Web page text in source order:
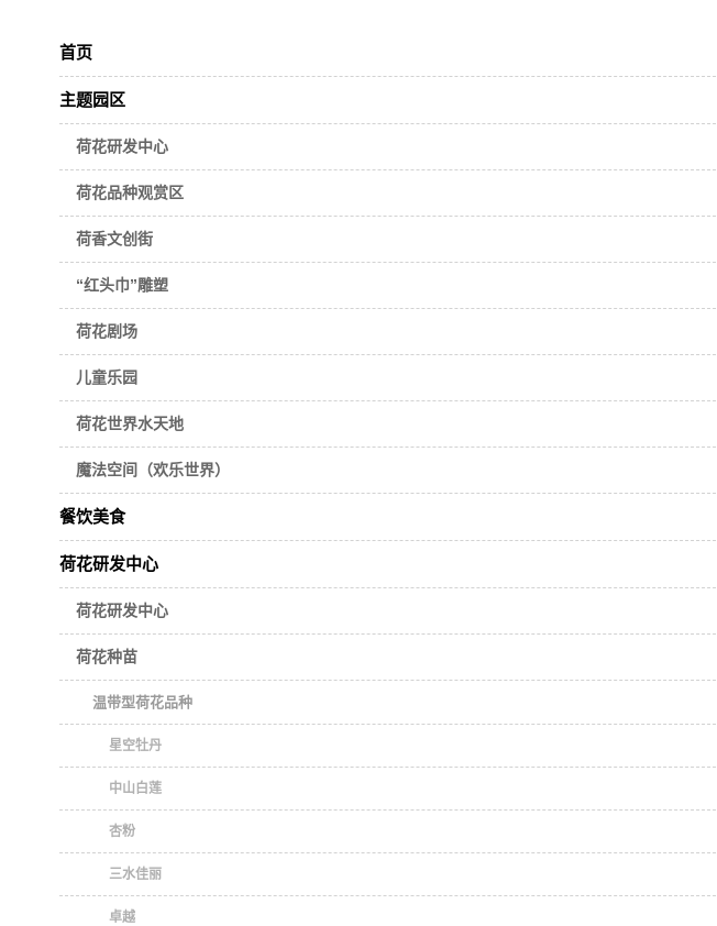
首页
主题园区
荷花研发中心
荷花品种观赏区
荷香文创街
“红头巾”雕塑
荷花剧场
儿童乐园
荷花世界水天地
魔法空间（欢乐世界）
餐饮美食
荷花研发中心
荷花研发中心
荷花种苗
温带型荷花品种
星空牡丹
中山白莲
杏粉
三水佳丽
卓越